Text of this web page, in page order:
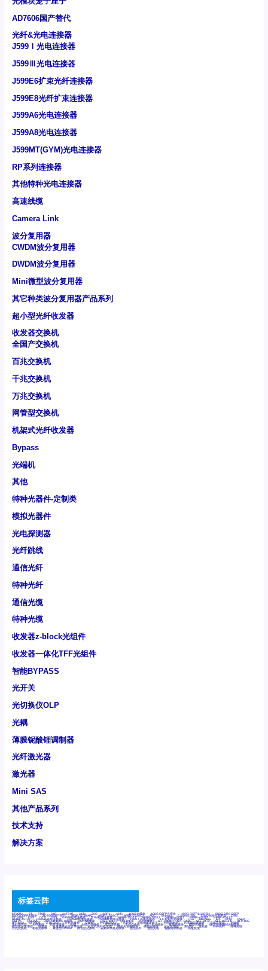
AD7606国产替代
光纤&光电连接器
J599Ⅰ光电连接器
J599Ⅲ光电连接器
J599E6扩束光纤连接器
J599E8光纤扩束连接器
J599A6光电连接器
J599A8光电连接器
J599MT(GYM)光电连接器
RP系列连接器
其他特种光电连接器
高速线缆
Camera Link
波分复用器
CWDM波分复用器
DWDM波分复用器
Mini微型波分复用器
其它种类波分复用器产品系列
超小型光纤收发器
收发器交换机
全国产交换机
百兆交换机
千兆交换机
万兆交换机
网管型交换机
机架式光纤收发器
Bypass
光端机
其他
特种光器件-定制类
模拟光器件
光电探测器
光纤跳线
通信光纤
特种光纤
通信光缆
特种光缆
收发器z-block光组件
收发器一体化TFF光组件
智能BYPASS
光开关
光切换仪OLP
光耦
薄膜铌酸锂调制器
光纤激光器
激光器
Mini SAS
其他产品系列
技术支持
解决方案
标签云阵
6Tx6Rx 8T 8T8R 24R 24T24R 24Tx 25G 48Rx 48Tx 100G光模块 400G OSFP光模块 400G QSFP112 DR4 800G DR8 OSFP
800G OSFP光模块 AD7606国产替代 AFBR-57B4APZ AFBR-1528CZ AFBR-2528CZ AOC Bypass Camera Link CWDM波分复用器 DAS
DC~4M DSS DTS DVS GYMB光纤连接器 GYM光纤连接器 HFBR-1531Z HFBR-2531Z HFBR-4501Z HFBR-4503Z HFBR-4511Z
HFBR-4513Z J599A6光纤连接器 J599A8光电连接器 J599MT光纤连接器 J599Ⅰ光电连接器 LC超短型光模块 LGA Mini SAS MT POB QSFP
QSFP+ QSFP28 QSFP28 100G光模块 QSFP28笼座 QSFP 40G QSFP笼座 RP连接器 SFF-8431 SFF-8436 SFF-8472 SFF-8654 4i SFP 10G
SFP MSA SFP笼座 Z-BLOCK 万兆交换机 交换机 光切换仪OLP 光开关 光模块笼子座子 光电探测器 光电编码器模块 光电连接器 光端机
光纤激光器 光纤跳线 光纤连接器 光耦 全国产交换机 军品级光耦 千兆交换机 国产化光模块 射频光模块 微型光模块 微型可插拔BGA光模块
微型波分复用器 探测器 收发模块光学引擎组件 机架式光纤收发器 模拟光发射模块 模拟光器件 波分复用器 测试版 激光器 特种光纤 特种光缆
百兆交换机 相机光模块 紧凑型DWDM 网管型交换机 表贴式单路光模块 通信光纤 通信光缆 铌酸锂调制器 高速线缆